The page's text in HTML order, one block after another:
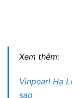
Xem thêm:
Vinpearl Hạ
sao